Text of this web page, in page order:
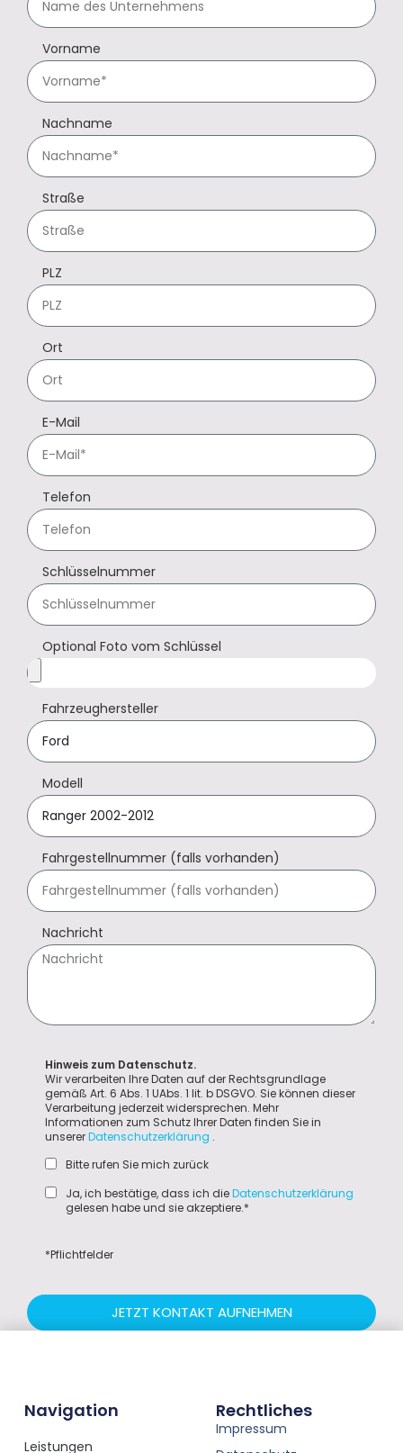
Vorname
Nachname
Straße
PLZ
Ort
E-Mail
Telefon
Schlüsselnummer
Optional Foto vom Schlüssel
Fahrzeughersteller
Modell
Fahrgestellnummer (falls vorhanden)
Nachricht
Hinweis zum Datenschutz.
Wir verarbeiten Ihre Daten auf der Rechtsgrundlage
gemäß Art. 6 Abs. 1 UAbs. 1 lit. b DSGVO. Sie können dieser
Verarbeitung jederzeit widersprechen. Mehr
Informationen zum Schutz Ihrer Daten finden Sie in
unsererDatenschutzerklärung .
Bitte rufen Sie mich zurück
Ja, ich bestätige, dass ich dieDatenschutzerklärung
gelesen habe und sie akzeptiere.*
*Pflichtfelder
JETZT KONTAKT AUFNEHMEN
Navigation
Leistungen
Rechtliches
Impressum